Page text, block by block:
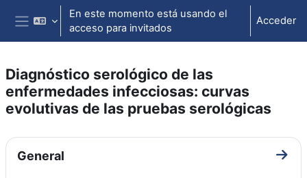
Salta al contenido principal
Panel lateral
En este momento está usando el
acceso para invitados
Acceder
Diagnóstico serológico de las
enfermedades infecciosas: curvas
evolutivas de las pruebas serológicas
Perfilado de sección
General Ir a